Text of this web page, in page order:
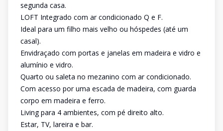
segunda casa.
LOFT Integrado com ar condicionado Q e F.
Ideal para um filho mais velho ou hóspedes (até um
casal).
Envidraçado com portas e janelas em madeira e vidro e
alumínio e vidro.
Quarto ou saleta no mezanino com ar condicionado.
Com acesso por uma escada de madeira, com guarda
corpo em madeira e ferro.
Living para 4 ambientes, com pé direito alto.
Estar, TV, lareira e bar.